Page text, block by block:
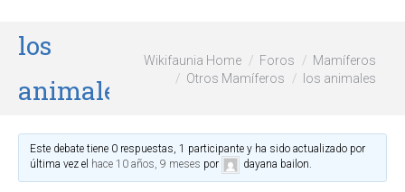
los
animales
Wikifaunia Home Foros
Mamíferos
Otros Mamíferos
los animales
Este debate tiene 0 respuestas, 1 participante y ha sido actualizado por
última vez el hace 10 años, 9 meses por dayana bailon.